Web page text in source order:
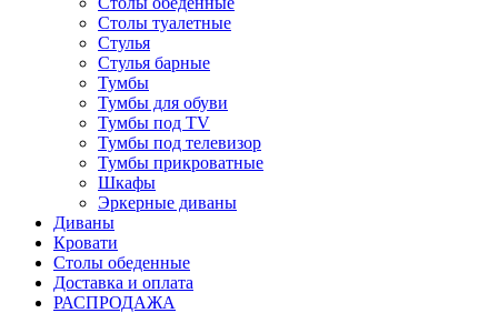
Столы туалетные
Стулья
Стулья барные
Тумбы
Тумбы для обуви
Тумбы под TV
Тумбы под телевизор
Тумбы прикроватные
Шкафы
Эркерные диваны
Диваны
Кровати
Столы обеденные
Доставка и оплата
РАСПРОДАЖА